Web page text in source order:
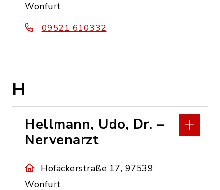
Wonfurt
09521 610332
H
Hellmann, Udo, Dr. –
Nervenarzt
Hofäckerstraße 17, 97539
Wonfurt